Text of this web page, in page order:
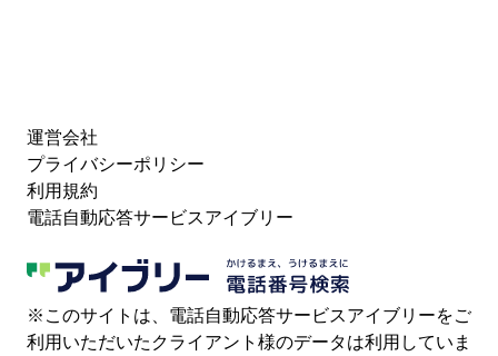
運営会社
プライバシーポリシー
利用規約
電話自動応答サービスアイブリー
※このサイトは、電話自動応答サービスアイブリーをご
利用いただいたクライアント様のデータは利用していま